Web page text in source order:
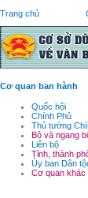
Trang chủ
Cơ quan ban hành
Quốc hội
Chính Phủ
Thủ tướng
Bộ và ngang
Liên bộ
Tỉnh, thành
Ủy ban Dân
Cơ quan khác